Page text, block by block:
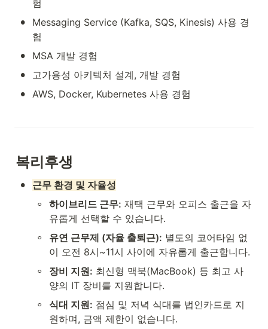
험
•
Messaging Service (Kafka, SQS, Kinesis) 사용 경
험
• MSA 개발 경험
• 고가용성 아키텍처 설계, 개발 경험
• AWS, Docker, Kubernetes 사용 경험
복리후생
• 근무 환경 및 자율성
◦ 하이브리드 근무: 재택 근무와 오피스 출근을 자
유롭게 선택할 수 있습니다.
◦ 유연 근무제 (자율 출퇴근): 별도의 코어타임 없
이 오전 8시~11시 사이에 자유롭게 출근합니다.
◦ 장비 지원: 최신형 맥북(MacBook) 등 최고 사
양의 IT 장비를 지원합니다.
◦ 식대 지원: 점심 및 저녁 식대를 법인카드로 지
원하며, 금액 제한이 없습니다.